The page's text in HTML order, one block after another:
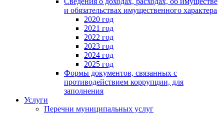
и обязательствах имущественного характера
2020 год
2021 год
2022 год
2023 год
2024 год
2025 год
Формы документов, связанных с
противодействием коррупции, для
заполнения
Услуги
Перечни муниципальных услуг